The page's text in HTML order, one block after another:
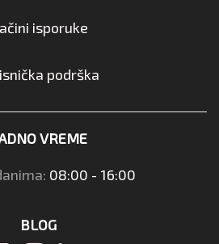
isporuke
podrška
VREME
08:00 - 16:00
BLOG